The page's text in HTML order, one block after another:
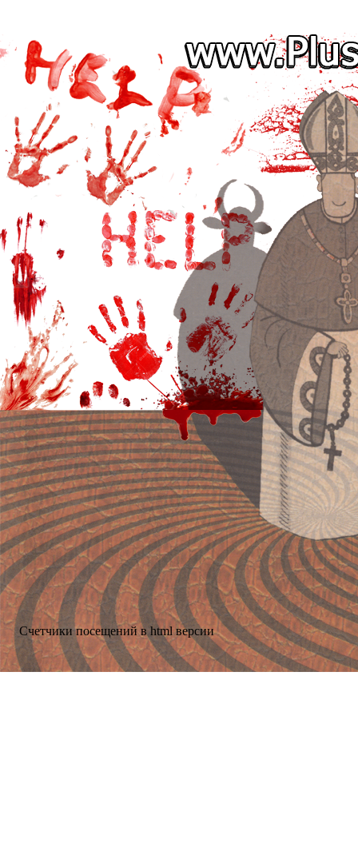
Счетчики посещений в html версии